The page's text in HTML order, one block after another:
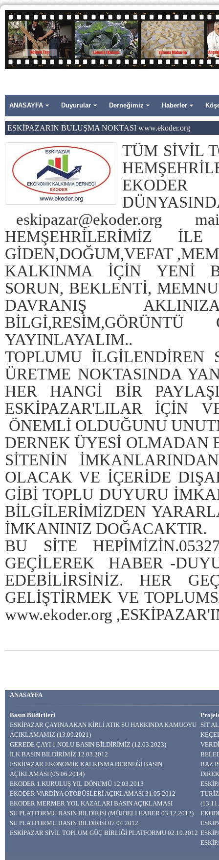
ANASAYFA Duyurular Derneğimiz Haberler
ESKİPAZARIN BULUŞMA NOKTASI www.ekoder.org
TÜM SİVİL
eskipazar@ekoder.org mail
HEMŞEHRİLERİMİZ
GİDEN,DOĞUM,VEFAT
KALKINMA İÇİN YENİ
SORUN, BEKLENTİ,
DAVRANIŞ
BİLGİ,RESİM,GÖRÜNTÜ
YAYINLAYALIM..
TOPLUMU İLGİLENDİREN
ÜRETME NOKTASINDA
HER HANGİ BİR
ESKİPAZAR'LILAR İÇİN
ÖNEMLİ OLDUĞUNU
DERNEK ÜYESİ OLMADAN
SİTENİN
OLACAK VE İÇERİDE
GİBİ TOPLU DUYURU
BİLGİLERİMİZDEN
İMKANINIZ DOĞACAKTIR.
BU SİTE
GEÇİLEREK HABER -
EDEBİLİRSİNİZ. HER
GELİŞTİRMEK VE
www.ekoder.org
ANASAYFA
Basın Bildirileri
ESKİPAZAR ÇAYINA AKAN KİRLİ ATIK SU HAKKINDA KAMUOYU
AÇIKLAMAMIZ (13.09.2021)
GEREDE ÇAYI 1 NOLU BASIN BİLDİRİMİZ (12.03.2023)
İLK BASIN BİLDİRİMİZ 12.03.2012
ESKİPAZAR EKONOMİK KALKINMA DERNEĞİ BASIN
AÇIKLAMASI (05.06.2014)
EKODER 1.KURULUŞ YIL DÖNÜMÜ 12.03.2013
EKODER VARDİYA OTOBÜSLERİ AÇIKLAMASI 31.05.2012
EKODER MERMER YOL KAZALARI BASIN AÇIKLAMASI
SU PLATFORMU BASIN BİLDİRİSİ (MÜJDELİ HABER 03.12.2012)
SU PLATFORMU BASIN BİLDİRİSİ 07.04.2012
ESKİPAZAR SİVİL TOPLUM GÜÇ BİRLİĞİ PLATFORMU 02.10.2012
SİT
BAZ